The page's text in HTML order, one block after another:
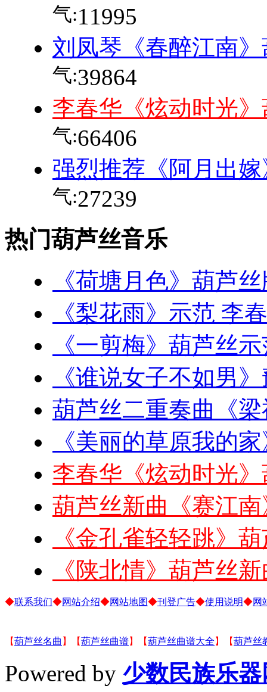
气:11995
刘凤琴《春醉江南
气:39864
李春华《炫动时光
气:66406
强烈推荐《阿月出
气:27239
热门葫芦丝音乐
《荷塘月色》葫芦
《梨花雨》示范 李
《一剪梅》葫芦丝
《谁说女子不如男
葫芦丝二重奏曲《
《美丽的草原我的
李春华《炫动时光
葫芦丝新曲《赛江南
《金孔雀轻轻跳》
《陕北情》葫芦丝
◆联系我们◆网站介绍◆网站地图◆刊登广告◆使用说明◆网
【葫芦丝名曲 】【葫芦丝曲谱】【葫芦丝曲谱大全 】【葫芦丝
Powered by 少数民族乐器